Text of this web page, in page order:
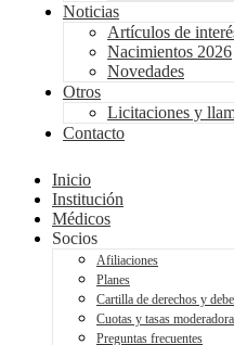
Noticias
Artículos de
Nacimientos 2026
Novedades
Otros
Licitaciones y
Contacto
Inicio
Institución
Médicos
Socios
Afiliaciones
Planes
Cartilla de derechos y
Cuotas y tasas
Preguntas frecuentes